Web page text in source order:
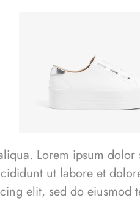
Lorem ipsum dolor
ut labore et
elit, sed do eiusmod